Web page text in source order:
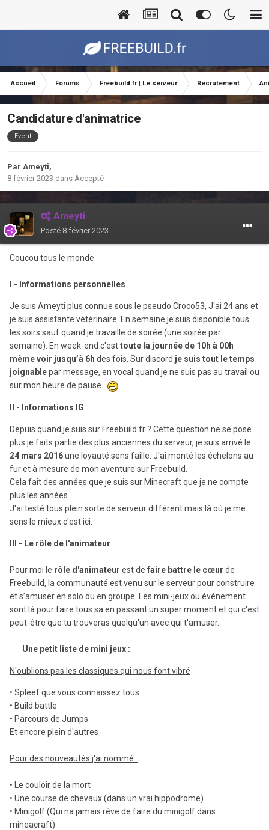
Accueil Forums Freebuild.fr | Le serveur Recrutement
Candidature d'animatrice
Event
Par Ameyti,
8 février 2023 dans Accepté
Ameyti
Posté 8 février 2023
Coucou tous le monde
I - Informations personnelles
Je suis Ameyti plus connue sous le pseudo Croco53, J'ai 24 ans et
je suis assistante vétérinaire. En semaine je suis disponible tous
les soirs sauf quand je travaille de soirée (une soirée par
semaine). En week-end c'esttoute la journée de 10h à 00h
même voir jusqu’à 6h des fois. Sur discord je suis tout le temps
joignablepar message, en vocal quand je ne suis pas au travail ou
sur mon heure de pause.
II - Informations IG
Depuis quand je suis sur Freebuild.fr ? Cette question ne se pose
plus je faits partie des plus anciennes du serveur, je suis arrivé le
24 mars 2016une loyauté sens faille. J'ai monté les échelons au
fur et à mesure de mon aventure sur Freebuild.
Cela fait des années que je suis sur Minecraft que je ne compte
plus les années.
J'ai testé tous plein sorte de serveur différent mais là où je me
sens le mieux c'est ici.
III - Le rôle de l'animateur
Pour moi le rôle d'animateur est de faire battre le cœur de
Freebuild, la communauté est venu sur le serveur pour construire
et s’amuser en solo ou en groupe. Les mini-jeux ou événement
sont là pour faire tous sa en passant un super moment et qui c'est
peut-être que tu trouveras quelqu'un avec qui t'amuser.
Une petit liste de mini jeux :
N'oublions pas les classiques qui nous font vibré
• Spleef que vous connaissez tous
• Build battle
• Parcours de Jumps
Et encore plein d'autres
Pour des nouveautés j'ai nommé :
•
Le couloir de la mort
• Une course de chevaux (dans un vrai hippodrome)
• Minigolf (Qui na jamais rêve de faire du minigolf dans
mineacraft)